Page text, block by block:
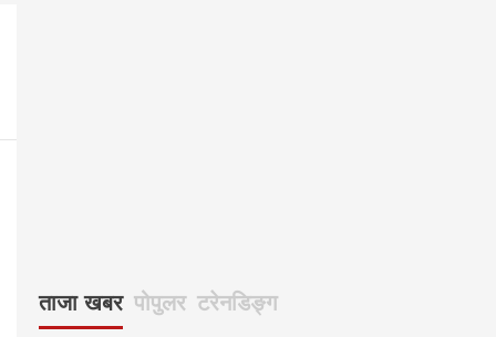
ताजा खबर पोपुलर टरेनडिङ्ग